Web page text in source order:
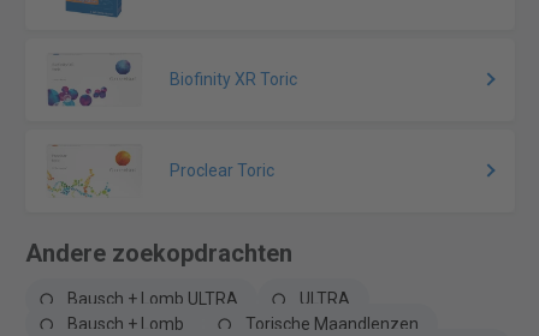
Biofinity XR Toric
Proclear Toric
Andere zoekopdrachten
Bausch + Lomb ULTRA
ULTRA
Bausch + Lomb
Torische Maandlenzen